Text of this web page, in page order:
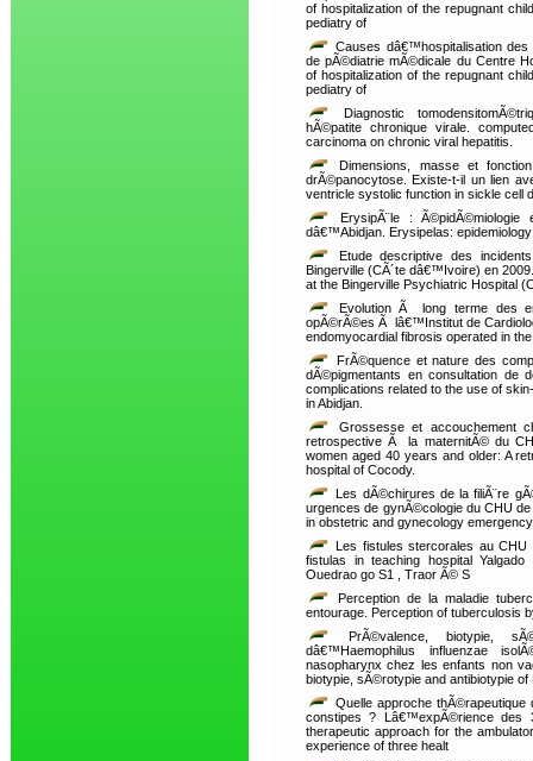
of hospitalization of the repugnant
pediatry of
Causes dâ€™hospitalisation
de pÃ©diatrie mÃ©dicale du Centre
of hospitalization of the repugnant
pediatry of
Diagnostic
hÃ©patite chronique virale.
carcinoma on chronic viral hepatitis.
Dimensions, masse et
drÃ©panocytose. Existe-t-il un lien
ventricle systolic function in sickle cell
ErysipÃ¨le :
dâ€™Abidjan. Erysipelas: epidemiology
Etude descriptive des
Bingerville (CÃ´te dâ€™Ivoire) en
at the Bingerville Psychiatric Hospital
Evolution Ã long terme des
opÃ©rÃ©es Ã lâ€™Institut de
endomyocardial fibrosis operated in
FrÃ©quence et nature des
dÃ©pigmentants en consultation de
complications related to the use of
in Abidjan.
Grossesse et accouchement
retrospective Ã la maternitÃ© du
women aged 40 years and older: A
hospital of Cocody.
Les dÃ©chirures de la filiÃ¨re
urgences de gynÃ©cologie du CHU
in obstetric and gynecology
Les fistules stercorales au CHU
fistulas in teaching hospital
Ouedrao go S1 , Traor Ã© S
Perception de la maladie
entourage. Perception of tuberculosis
PrÃ©valence, biotypie,
dâ€™Haemophilus influenzae
nasopharynx chez les enfants non
biotypie, sÃ©rotypie and antibiotypie of
Quelle approche
constipes ? Lâ€™expÃ©rience des
therapeutic approach for the
experience of three healt